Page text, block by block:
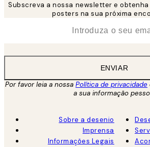
Subscreva a nossa newsletter e obtenha
posters na sua próxima
ENVIAR
Por favor leia a nossa Política de privacidade
a sua informação
Sobre a desenio
Imprensa
Informações Legais